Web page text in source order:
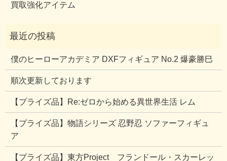
買取強化アイテム
僕のヒーローアカデミア DXFフィギュア No.2 爆豪勝巳
順次更新しております
【プライズ品】Re:ゼロから始める異世界生活 レム
【プライズ品】物語シリーズ 忍野忍 ソファーフィギュ
ア
【プライズ品】東方Project フランドール・スカーレッ